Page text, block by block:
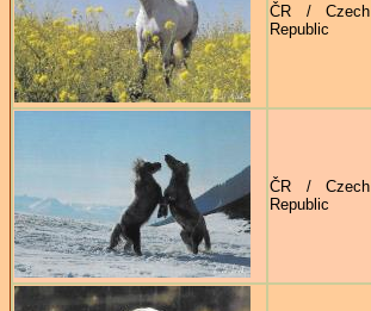
ČR / Czech
Republic
ČR / Czech
Republic